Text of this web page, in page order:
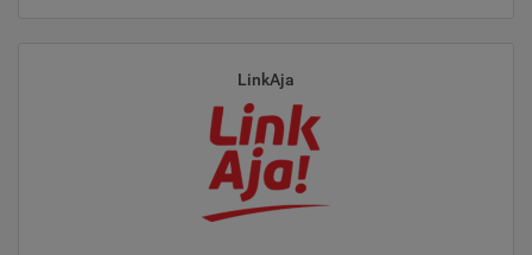
LinkAja